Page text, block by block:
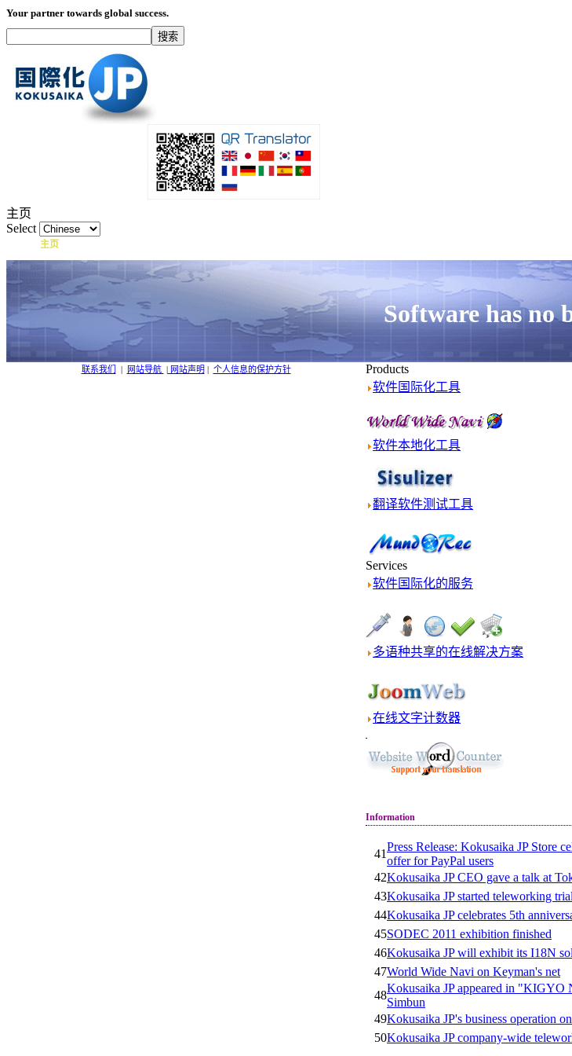
Your partner towards global success.
主页
Select
主页
Software has no
Products
软件国际化工具
软件本地化工具
翻译软件测试工具
Services
软件国际化的服务
多语种共享的在线解决方案
在线文字计数器
Information
41
Press Release: Kokusaika JP Store
offer for PayPal users
42Kokusaika JP CEO gave a talk at
43Kokusaika JP started teleworking
44Kokusaika JP celebrates 5th
45SODEC 2011 exhibition finished
46Kokusaika JP will exhibit its I18N
47World Wide Navi on Keyman's net
48
Kokusaika JP appeared in
Simbun
49Kokusaika JP's business operation
50Kokusaika JP company-wide
联系我们 网站导航 网站声明 个人信息的保护方针